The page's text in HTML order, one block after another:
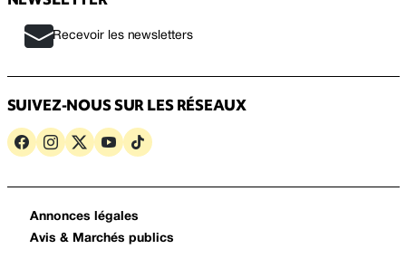
Recevoir les newsletters
SUIVEZ-NOUS SUR LES RÉSEAUX
Annonces légales
Avis & Marchés publics